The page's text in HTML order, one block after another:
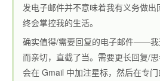
发电子邮件并不意味着我有义务做
终会掌控我的生活。
确实值得/需要回复的电子邮件——我
而亲切，直截了当。需要更长回复/
会在 Gmail 中加注星标，然后在专门